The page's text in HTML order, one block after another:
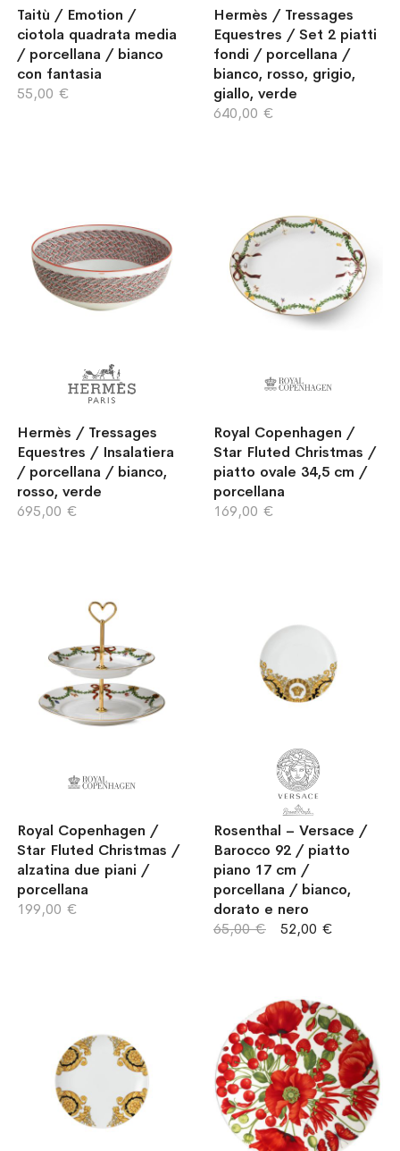
Taitù / Emotion /
ciotola quadrata media
/ porcellana / bianco
con fantasia
55,00 €
Hermès / Tressages
Equestres / Set 2 piatti
fondi / porcellana /
bianco, rosso, grigio,
giallo, verde
640,00 €
Hermès / Tressages
Equestres / Insalatiera
/ porcellana / bianco,
rosso, verde
695,00 €
Royal Copenhagen /
Star Fluted Christmas /
piatto ovale 34,5 cm /
porcellana
169,00 €
Royal Copenhagen /
Star Fluted Christmas /
alzatina due piani /
porcellana
199,00 €
Rosenthal – Versace /
Barocco 92 / piatto
piano 17 cm /
porcellana / bianco,
dorato e nero
52,00 €
65,00 €